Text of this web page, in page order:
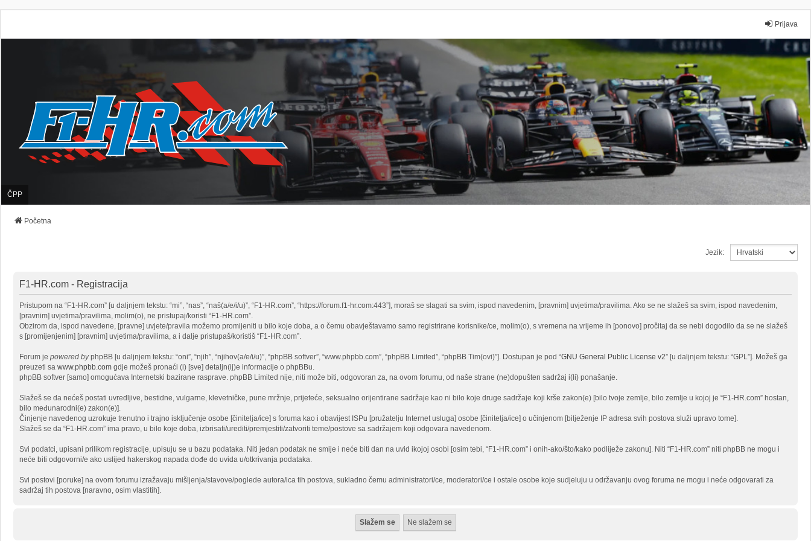
Prijava
ČPP
Početna
Jezik:
F1-HR.com - Registracija
Pristupom na “F1-HR.com” [u daljnjem tekstu: “mi”, “nas”, “naš(a/e/i/u)”, “F1-HR.com”, “https://forum.f1-hr.com:443”], moraš se slagati sa svim, ispod navedenim, [pravnim] uvjetima/pravilima. Ako se ne slažeš sa svim, ispod navedenim,
[pravnim] uvjetima/pravilima, molim(o), ne pristupaj/koristi “F1-HR.com”.
Obzirom da, ispod navedene, [pravne] uvjete/pravila možemo promijeniti u bilo koje doba, a o čemu obavještavamo samo registrirane korisnike/ce, molim(o), s vremena na vrijeme ih [ponovo] pročitaj da se nebi dogodilo da se ne slažeš
s [promijenjenim] [pravnim] uvjetima/pravilima, a i dalje pristupaš/koristiš “F1-HR.com”.
Forum je powered byphpBB [u daljnjem tekstu: “oni”, “njih”, “njihov(a/e/i/u)”, “phpBB softver”, “www.phpbb.com”, “phpBB Limited”, “phpBB Tim(ovi)”]. Dostupan je pod “GNU General Public License v2” [u daljnjem tekstu: “GPL”]. Možeš ga
preuzeti sa www.phpbb.com gdje možeš pronaći (i) [sve] detaljn(ij)e informacije o phpBBu.
phpBB softver [samo] omogućava Internetski bazirane rasprave. phpBB Limited nije, niti može biti, odgovoran za, na ovom forumu, od naše strane (ne)dopušten sadržaj i(li) ponašanje.
Slažeš se da nećeš postati uvredljive, bestidne, vulgarne, klevetničke, pune mržnje, prijeteće, seksualno orijentirane sadržaje kao ni bilo koje druge sadržaje koji krše zakon(e) [bilo tvoje zemlje, bilo zemlje u kojoj je “F1-HR.com” hostan,
bilo međunarodni(e) zakon(e)].
Činjenje navedenog uzrokuje trenutno i trajno isključenje osobe [činitelja/ice] s foruma kao i obavijest ISPu [pružatelju Internet usluga] osobe [činitelja/ice] o učinjenom [bilježenje IP adresa svih postova služi upravo tome].
Slažeš se da “F1-HR.com” ima pravo, u bilo koje doba, izbrisati/urediti/premjestiti/zatvoriti teme/postove sa sadržajem koji odgovara navedenom.
Svi podatci, upisani prilikom registracije, upisuju se u bazu podataka. Niti jedan podatak ne smije i neće biti dan na uvid ikojoj osobi [osim tebi, “F1-HR.com” i onih-ako/što/kako podliježe zakonu]. Niti “F1-HR.com” niti phpBB ne mogu i
neće biti odgovorni/e ako uslijed hakerskog napada dođe do uvida u/otkrivanja podataka.
Svi postovi [poruke] na ovom forumu izražavaju mišljenja/stavove/poglede autora/ica tih postova, sukladno čemu administratori/ce, moderatori/ce i ostale osobe koje sudjeluju u održavanju ovog foruma ne mogu i neće odgovarati za
sadržaj tih postova [naravno, osim vlastitih].